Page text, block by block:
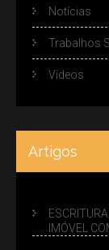
Notícias
Trabalhos
Vídeos
Artigos
IMÓVEL